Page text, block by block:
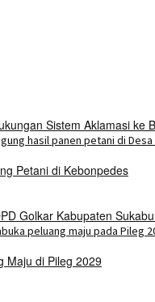
Sistem Aklamasi ke
Petani di Kebonpedes
Golkar Kabupaten
Maju di Pileg 2029